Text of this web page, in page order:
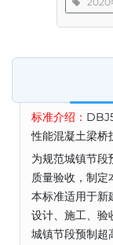
标准介绍：
性能混凝土梁桥
为规范城镇节段
质量验收，制定
本标准适用于新
设计、施工、验
城镇节段预制超